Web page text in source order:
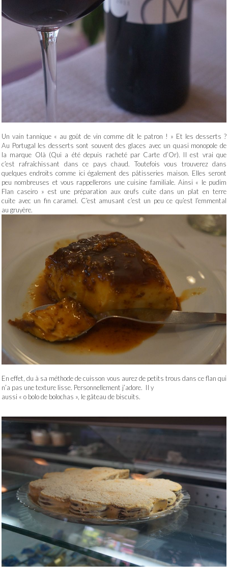
Un vain tannique « au goût de vin comme dit le patron ! » Et les desserts ?
Au Portugal les desserts sont souvent des glaces avec un quasi monopole de
la marque Olà (Qui a été depuis racheté par Carte d’Or). Il est vrai que
c’est rafraîchissant dans ce pays chaud. Toutefois vous trouverez dans
quelques endroits comme ici également des pâtisseries maison. Elles seront
peu nombreuses et vous rappellerons une cuisine familiale. Ainsi « le pudim
Flan caseiro » est une préparation aux œufs cuite dans un plat en terre
cuite avec un fin caramel. C’est amusant c’est un peu ce qu’est l’emmental
au gruyère.
En effet, du à sa méthode de cuisson vous aurez de petits trous dans ce flan qui
n’a pas une texture lisse. Personnellement j’adore. Il y
aussi « o bolo de bolochas », le gâteau de biscuits.